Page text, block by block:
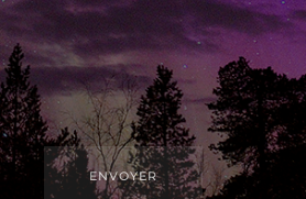
ENVOYER